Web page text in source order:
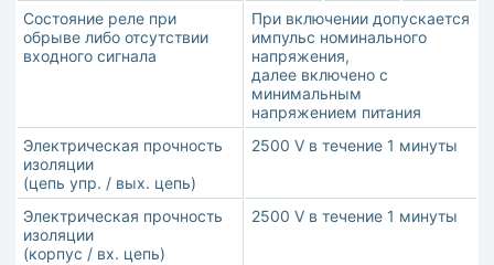
Состояние реле при
обрыве либо отсутствии
входного сигнала
При включении допускается
импульс номинального
напряжения,
далее включено с
минимальным
напряжением питания
Электрическая прочность
изоляции
(цепь упр. / вых. цепь)
2500 V в течение 1 минуты
Электрическая прочность
изоляции
(корпус / вх. цепь)
2500 V в течение 1 минуты